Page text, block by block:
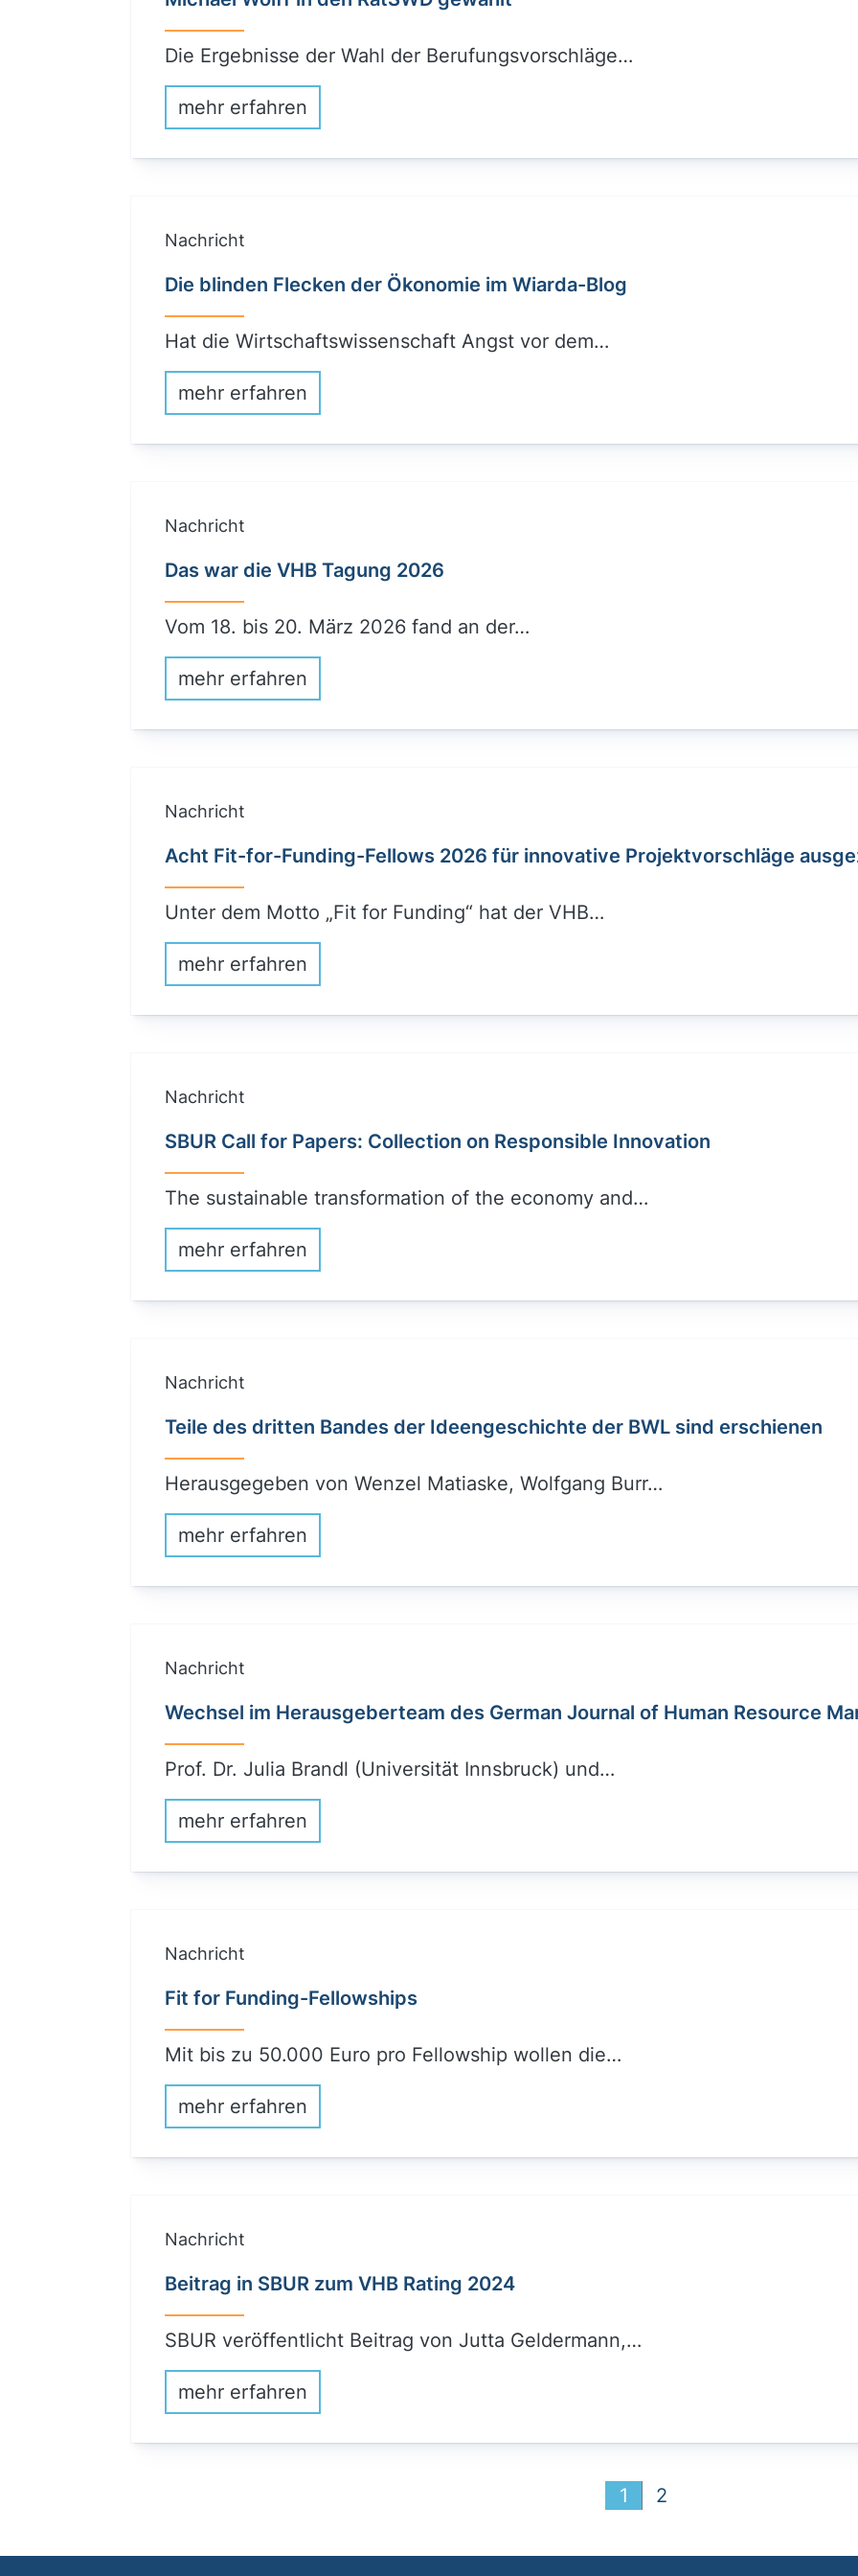
Die Ergebnisse der Wahl der Berufungsvorschläge…
mehr erfahren
Nachricht
Die blinden Flecken der Ökonomie im Wiarda-Blog
Hat die Wirtschaftswissenschaft Angst vor dem…
mehr erfahren
Nachricht
Das war die VHB Tagung 2026
Vom 18. bis 20. März 2026 fand an der…
mehr erfahren
Nachricht
Acht Fit-for-Funding-Fellows 2026 für innovative Projektvorschläge
Unter dem Motto „Fit for Funding“ hat der VHB…
mehr erfahren
Nachricht
SBUR Call for Papers: Collection on Responsible Innovation
The sustainable transformation of the economy and…
mehr erfahren
Nachricht
Teile des dritten Bandes der Ideengeschichte der BWL sind erschienen
Herausgegeben von Wenzel Matiaske, Wolfgang Burr…
mehr erfahren
Nachricht
Wechsel im Herausgeberteam des German Journal of Human Resource
Prof. Dr. Julia Brandl (Universität Innsbruck) und…
mehr erfahren
Nachricht
Fit for Funding-Fellowships
Mit bis zu 50.000 Euro pro Fellowship wollen die…
mehr erfahren
Nachricht
Beitrag in SBUR zum VHB Rating 2024
SBUR veröffentlicht Beitrag von Jutta Geldermann,…
mehr erfahren
1 2